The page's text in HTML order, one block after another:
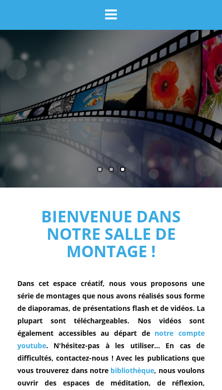
BIENVENUE DANS
NOTRE SALLE DE
MONTAGE !
Dans cet espace créatif, nous vous proposons une
série de montages que nous avons réalisés sous forme
de diaporamas, de présentations flash et de vidéos. La
plupart sont téléchargeables. Nos vidéos sont
également accessibles au départ de notre compte
youtube. N'hésitez-pas à les utiliser... En cas de
difficultés, contactez-nous ! Avec les publications que
vous trouverez dans notre bibliothèque, nous voulons
ouvrir des espaces de méditation, de réflexion,